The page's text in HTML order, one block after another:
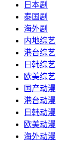
日本剧
泰国剧
海外剧
内地综艺
港台综艺
日韩综艺
欧美综艺
国产动漫
港台动漫
日韩动漫
欧美动漫
海外动漫